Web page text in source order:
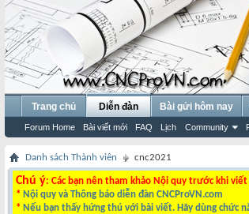
Trang chủ Diễn đàn
Forum Home Bài viết mới FAQ Lịch Community
Bài gửi hôm nay
Danh sách Thành viên cnc2021
Chú ý: Các bạn nên tham khảo Nội quy trước khi
* Nội quy và Thông báo diễn đàn CNCProVN.com
* Nếu bạn thấy hứng thú với bài viết. Hãy dùng chức